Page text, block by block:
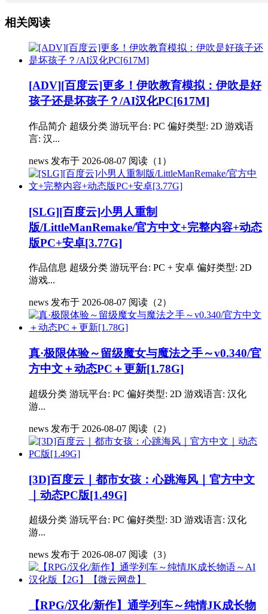
相关阅读
[ADV][百度云]更多！伊吹教育模拟：伊吹是好
孩子还是坏孩子？/AI汉化PC[617M]
作品简介 超级分类 游玩平台: PC 偏好类型: 2D 游戏语
言: 汉...
news 发布于 2026-08-07 阅读（1）
[SLG][百度云]小男人重制
版/LittleManRemake/官方中文+完整内容+动态
版PC+安卓[3.77G]
作品信息 超级分类 游玩平台: PC + 安卓 偏好类型: 2D
游戏...
news 发布于 2026-08-07 阅读（2）
真·极限体验～留级魔女与魔法之手～v0.340/官
方中文＋动态PC＋更新[1.78G]
超级分类 游玩平台: PC 偏好类型: 2D 游戏语言: 汉化
游...
news 发布于 2026-08-07 阅读（2）
[3D]百度云｜都市女孩：心跳海风｜官方中文
｜动态PC版[1.49G]
超级分类 游玩平台: PC 偏好类型: 3D 游戏语言: 汉化
游...
news 发布于 2026-08-07 阅读（3）
【RPG/汉化/新作】通学列车～纯情JK成长物